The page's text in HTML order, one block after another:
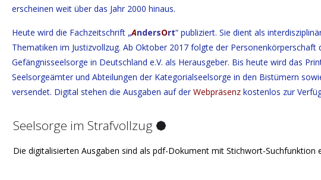
erscheinen weit über das Jahr 2000 hinaus.
Heute wird die Fachzeitschrift „AndersOrt“ publiziert. Sie dient als
Thematiken im Justizvollzug. Ab Oktober 2017 folgte der Personenkörperschaft
Gefängnisseelsorge in Deutschland e.V. als Herausgeber. Bis heute wird das
Seelsorgeämter und Abteilungen der Kategorialseelsorge in den Bistümern
versendet. Digital stehen die Ausgaben auf der Webpräsenzkostenlos zur
Seelsorge im Strafvollzug ⯄
Die digitalisierten Ausgaben sind als pdf-Dokument mit Stichwort-Suchfunktion